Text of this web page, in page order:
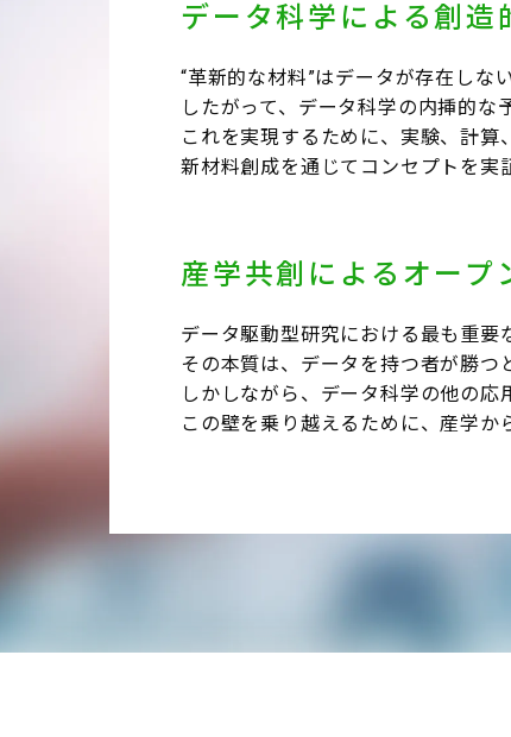
データ科学による創造
“革新的な材料”はデータが存在しな
したがって、データ科学の内挿的な
これを実現するために、実験、計算
新材料創成を通じてコンセプトを実
産学共創によるオープ
データ駆動型研究における最も重要
その本質は、データを持つ者が勝つ
しかしながら、データ科学の他の応
この壁を乗り越えるために、産学か